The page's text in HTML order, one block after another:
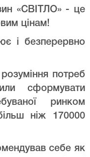
«СВІТЛО» - це
цінам!
і безперервно
потреб
сформувати
ринком
ніж 170000
себе як